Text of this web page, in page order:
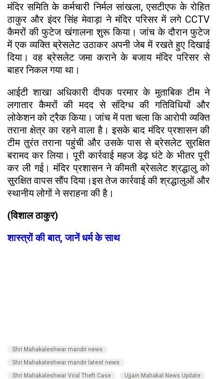
मंदिर समिति के कर्मचारी निर्मल सांखला, एसटीएफ के रोहित
ठाकुर और इंदर सिंह मेवाड़ा ने मंदिर परिसर में लगे CCTV
कैमरों की फुटेज खंगालना शुरू किया। जांच के दौरान फुटेज
में एक व्यक्ति ब्रेसलेट उठाकर अपनी जेब में रखते हुए दिखाई
दिया। वह ब्रेसलेट जमा कराने के बजाय मंदिर परिसर से
बाहर निकल गया था।
आईटी शाखा अधिकारी दीपक परमार के मुताबिक टीम ने
लगातार कैमरों की मदद से संदिग्ध की गतिविधियों और
लोकेशन को ट्रैक किया। जांच में पता चला कि आरोपी व्यक्ति
तराना क्षेत्र का रहने वाला है। इसके बाद मंदिर प्रशासन की
टीम तुरंत तराना पहुंची और उसके पास से ब्रेसलेट सुरक्षित
बरामद कर लिया। पूरी कार्रवाई महज डेढ़ घंटे के भीतर पूरी
कर ली गई। मंदिर प्रशासन ने कीमती ब्रेसलेट श्रद्धालु को
सुरक्षित वापस सौंप दिया।इस तेज कार्रवाई की श्रद्धालुओं और
स्थानीय लोगों ने सराहना की है।
(विशाल ठाकुर)
शास्त्रों की बात, जानें धर्म के साथ
Shri Mahakaleshwar mandir news
Shri Mahakaleshwar mandir latest news
Shri Mahakaleshwar Viral Theft Case
Ujjain Mahakal News Update